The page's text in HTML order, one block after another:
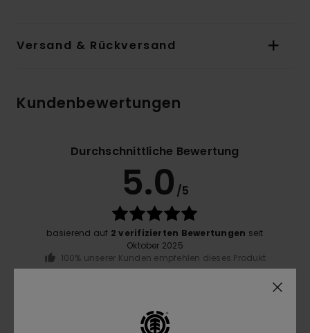
Versand & Rückversand
Kundenbewertungen
Durchschnittliche Bewertung
5.0 /5
basierend auf 2 verifizierten Bewertungen seit
Oktober 2025
100% unserer Kunden empfehlen dieses Produkt